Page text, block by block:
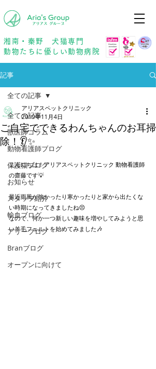
湘南・秦野 犬猫専門
動物たちに優しい動物病院
記事
全ての記事
獣医師コラム
動物看護師ブログ
保護猫ブログ
お知らせ
スタッフ紹介
輸血ブログ
アリーブログ
Branブログ
オープンに向けて
全ての記事
ご自宅でできるわんちゃんのお耳掃
除！👂✨
アリアスペットクリニック
2019年11月4日
こんにちは！アリアスペットクリニック 動物看護師
の齋藤です💡
最近雨風が強かったり寒かったりと家から出たくな
い時期になってきましたね😣
なので、何か一つ新しい趣味を増やしてみようと思
い羊毛フェルトを始めてみました🎶